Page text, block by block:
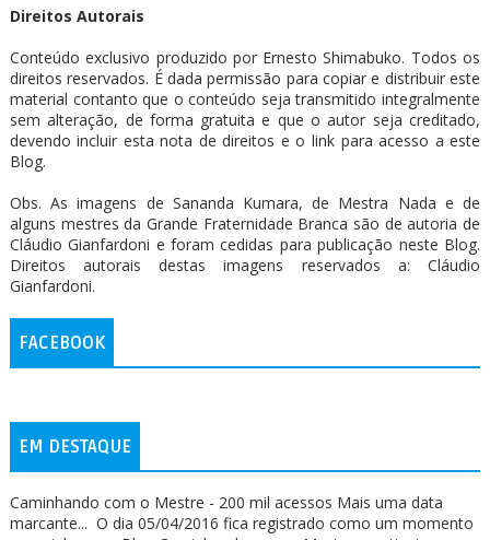
Direitos Autorais
Conteúdo exclusivo produzido por Ernesto Shimabuko. Todos os
direitos reservados. É dada permissão para copiar e distribuir este
material contanto que o conteúdo seja transmitido integralmente
sem alteração, de forma gratuita e que o autor seja creditado,
devendo incluir esta nota de direitos e o link para acesso a este
Blog.
Obs. As imagens de Sananda Kumara, de Mestra Nada e de
alguns mestres da Grande Fraternidade Branca são de autoria de
Cláudio Gianfardoni e foram cedidas para publicação neste Blog.
Direitos autorais destas imagens reservados a: Cláudio
Gianfardoni.
FACEBOOK
EM DESTAQUE
Caminhando com o Mestre - 200 mil acessos Mais uma data
marcante... O dia 05/04/2016 fica registrado como um momento